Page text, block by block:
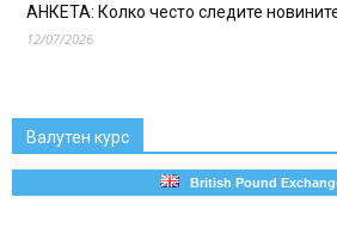
АНКЕТА: Колко често следите
12/07/2026
Валутен курс
British Pound